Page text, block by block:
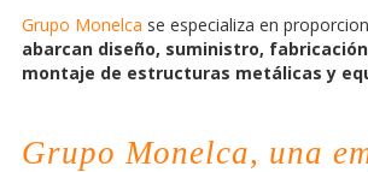
Grupo Monelca se especializa en
abarcan diseño, suministro,
montaje de estructuras metálicas y
Grupo Monelca, una